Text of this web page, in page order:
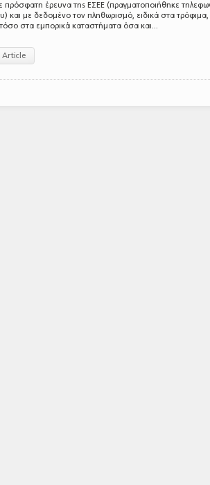
έρευνα της ΕΣΕΕ (πραγματοποιήθηκε
και με δεδομένο τον πληθωρισμό, ειδικά στα
στα εμπορικά καταστήματα όσα και...
Article